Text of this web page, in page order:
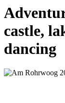
castle,
dancing